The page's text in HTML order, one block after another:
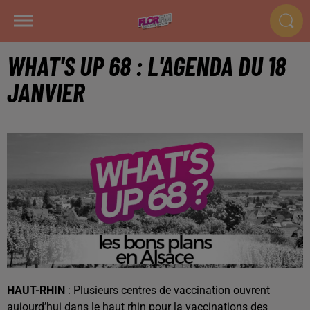
WHAT'S UP 68 : L'AGENDA DU 18
JANVIER
HAUT-RHIN : Plusieurs centres de vaccination ouvrent
aujourd’hui dans le haut rhin pour la vaccinations des